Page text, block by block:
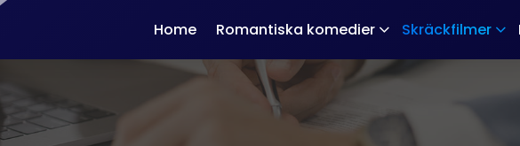
Home Romantiska komedier Skräckfilmer